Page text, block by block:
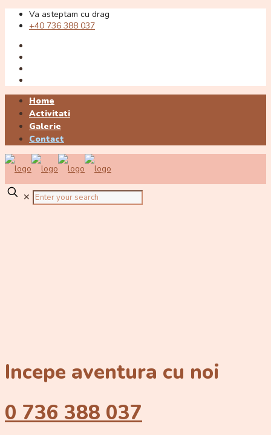
Va asteptam cu drag
+40 736 388 037
Home
Activitati
Galerie
Contact
✕
Incepe aventura cu noi
0 736 388 037